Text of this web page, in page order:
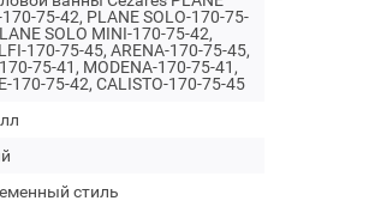
75-42, PLANE SOLO-170-75-
SOLO MINI-170-75-42,
170-75-45, ARENA-170-75-45,
75-41, MODENA-170-75-41,
170-75-42, CALISTO-170-75-45
стиль